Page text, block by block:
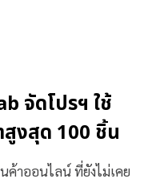
จัดโปรฯ ใช้
งสุด 100 ชิ้น
ค้าออนไลน์ ที่ยังไม่เคย